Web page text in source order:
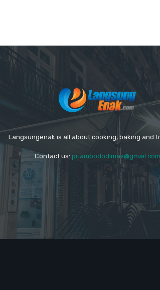
Langsungenak is all about cooking, baking and
Contact us: priambododimas@gmail.com